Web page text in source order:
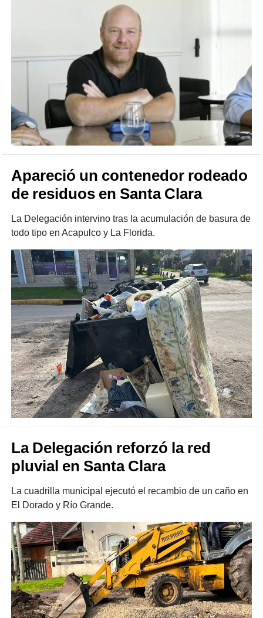
Apareció un contenedor rodeado
de residuos en Santa Clara
La Delegación intervino tras la acumulación de basura de
todo tipo en Acapulco y La Florida.
La Delegación reforzó la red
pluvial en Santa Clara
La cuadrilla municipal ejecutó el recambio de un caño en
El Dorado y Río Grande.